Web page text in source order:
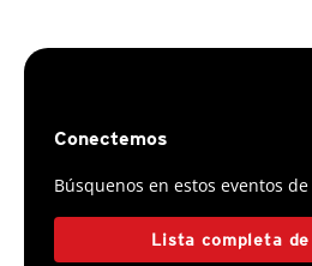
Conectemos
Búsquenos en estos eventos
Lista completa